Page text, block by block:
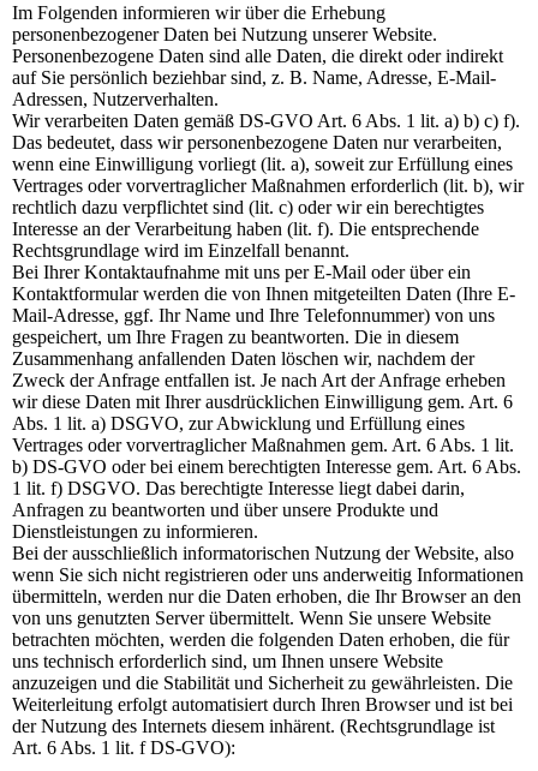
Im Folgenden informieren wir über die Erhebung
personenbezogener Daten bei Nutzung unserer Website.
Personenbezogene Daten sind alle Daten, die direkt oder indirekt
auf Sie persönlich beziehbar sind, z. B. Name, Adresse, E-Mail-
Adressen, Nutzerverhalten.
Wir verarbeiten Daten gemäß DS-GVO Art. 6 Abs. 1 lit. a) b) c) f).
Das bedeutet, dass wir personenbezogene Daten nur verarbeiten,
wenn eine Einwilligung vorliegt (lit. a), soweit zur Erfüllung eines
Vertrages oder vorvertraglicher Maßnahmen erforderlich (lit. b), wir
rechtlich dazu verpflichtet sind (lit. c) oder wir ein berechtigtes
Interesse an der Verarbeitung haben (lit. f). Die entsprechende
Rechtsgrundlage wird im Einzelfall benannt.
Bei Ihrer Kontaktaufnahme mit uns per E-Mail oder über ein
Kontaktformular werden die von Ihnen mitgeteilten Daten (Ihre E-
Mail-Adresse, ggf. Ihr Name und Ihre Telefonnummer) von uns
gespeichert, um Ihre Fragen zu beantworten. Die in diesem
Zusammenhang anfallenden Daten löschen wir, nachdem der
Zweck der Anfrage entfallen ist. Je nach Art der Anfrage erheben
wir diese Daten mit Ihrer ausdrücklichen Einwilligung gem. Art. 6
Abs. 1 lit. a) DSGVO, zur Abwicklung und Erfüllung eines
Vertrages oder vorvertraglicher Maßnahmen gem. Art. 6 Abs. 1 lit.
b) DS-GVO oder bei einem berechtigten Interesse gem. Art. 6 Abs.
1 lit. f) DSGVO. Das berechtigte Interesse liegt dabei darin,
Anfragen zu beantworten und über unsere Produkte und
Dienstleistungen zu informieren.
Bei der ausschließlich informatorischen Nutzung der Website, also
wenn Sie sich nicht registrieren oder uns anderweitig Informationen
übermitteln, werden nur die Daten erhoben, die Ihr Browser an den
von uns genutzten Server übermittelt. Wenn Sie unsere Website
betrachten möchten, werden die folgenden Daten erhoben, die für
uns technisch erforderlich sind, um Ihnen unsere Website
anzuzeigen und die Stabilität und Sicherheit zu gewährleisten. Die
Weiterleitung erfolgt automatisiert durch Ihren Browser und ist bei
der Nutzung des Internets diesem inhärent. (Rechtsgrundlage ist
Art. 6 Abs. 1 lit. f DS-GVO):